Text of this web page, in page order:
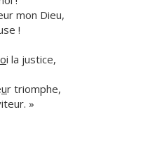
mon Dieu,
!
oi la justice,
ur triomphe,
»